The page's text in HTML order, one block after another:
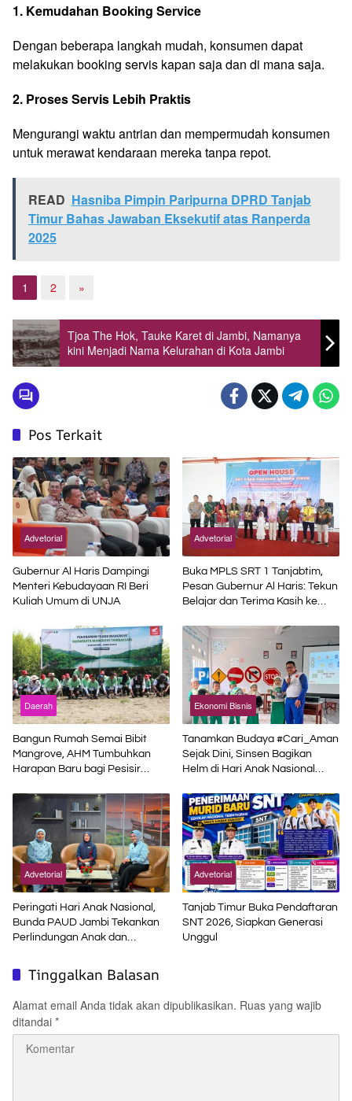
1. Kemudahan Booking Service
Dengan beberapa langkah mudah, konsumen dapat
melakukan booking servis kapan saja dan di mana saja.
2. Proses Servis Lebih Praktis
Mengurangi waktu antrian dan mempermudah konsumen
untuk merawat kendaraan mereka tanpa repot.
READ Hasniba Pimpin Paripurna DPRD Tanjab
Timur Bahas Jawaban Eksekutif atas Ranperda
2025
1 2 »
Tjoa The Hok, Tauke Karet di Jambi, Namanya
kini Menjadi Nama Kelurahan di Kota Jambi
Pos Terkait
Advetorial
Gubernur Al Haris Dampingi
Menteri Kebudayaan RI Beri
Kuliah Umum di UNJA
Advetorial
Buka MPLS SRT 1 Tanjabtim,
Pesan Gubernur Al Haris: Tekun
Belajar dan Terima Kasih ke
Daerah
Bangun Rumah Semai Bibit
Mangrove, AHM Tumbuhkan
Harapan Baru bagi Pesisir
Ekonomi Bisnis
Tanamkan Budaya #Cari_Aman
Sejak Dini, Sinsen Bagikan
Helm di Hari Anak Nasional
Advetorial
Peringati Hari Anak Nasional,
Bunda PAUD Jambi Tekankan
Perlindungan Anak dan
Advetorial
Tanjab Timur Buka Pendaftaran
SNT 2026, Siapkan Generasi
Unggul
Tinggalkan Balasan
Alamat email Anda tidak akan dipublikasikan. Ruas yang wajib
ditandai *